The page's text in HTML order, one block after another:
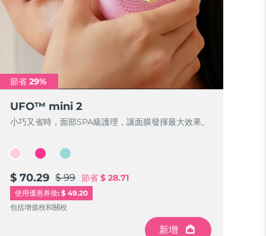
節省 29%
UFO™ mini 2
小巧又省時，面部SPA級護理，讓面膜發揮最大效果。
$ 70.29 $ 99 節省 $ 28.71
使用優惠券後: $ 49.20
包括增值稅和關稅
新增